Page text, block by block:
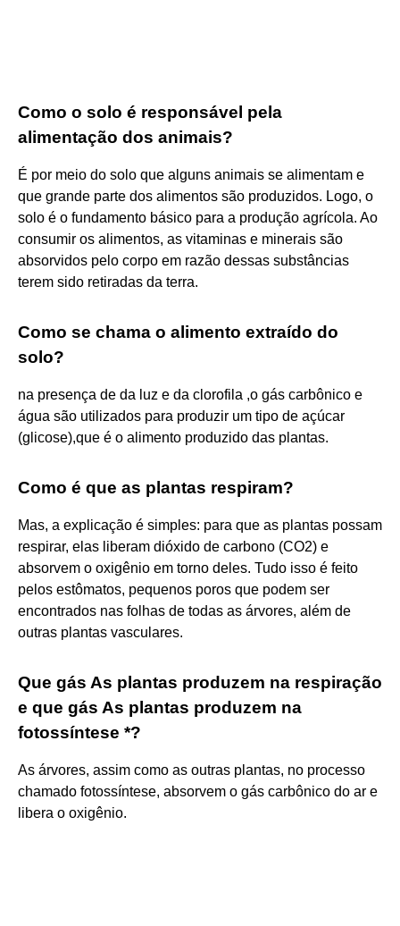
Como o solo é responsável pela
alimentação dos animais?
É por meio do solo que alguns animais se alimentam e
que grande parte dos alimentos são produzidos. Logo, o
solo é o fundamento básico para a produção agrícola. Ao
consumir os alimentos, as vitaminas e minerais são
absorvidos pelo corpo em razão dessas substâncias
terem sido retiradas da terra.
Como se chama o alimento extraído do
solo?
na presença de da luz e da clorofila ,o gás carbônico e
água são utilizados para produzir um tipo de açúcar
(glicose),que é o alimento produzido das plantas.
Como é que as plantas respiram?
Mas, a explicação é simples: para que as plantas possam
respirar, elas liberam dióxido de carbono (CO2) e
absorvem o oxigênio em torno deles. Tudo isso é feito
pelos estômatos, pequenos poros que podem ser
encontrados nas folhas de todas as árvores, além de
outras plantas vasculares.
Que gás As plantas produzem na respiração
e que gás As plantas produzem na
fotossíntese *?
As árvores, assim como as outras plantas, no processo
chamado fotossíntese, absorvem o gás carbônico do ar e
libera o oxigênio.